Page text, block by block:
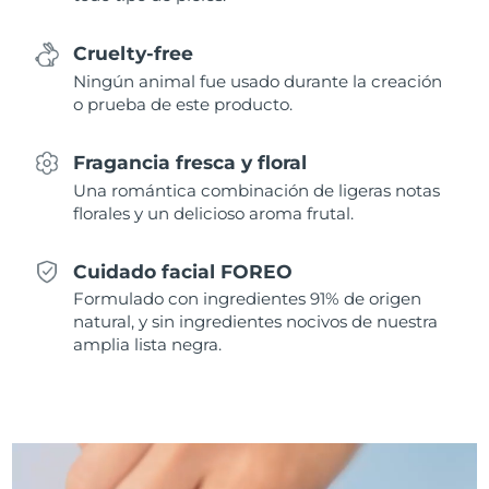
Cruelty-free
Ningún animal fue usado durante la creación
o prueba de este producto.
Fragancia fresca y floral
Una romántica combinación de ligeras notas
florales y un delicioso aroma frutal.
Cuidado facial FOREO
Formulado con ingredientes 91% de origen
natural, y sin ingredientes nocivos de nuestra
amplia lista negra.
Eslovaquia
Eslovenia
Sudáfrica Entrega prevista
Corea del Sur Entrega prevista
España Entrega prevista
Suecia Entrega prevista8/10/26
Tailandia Entrega prevista